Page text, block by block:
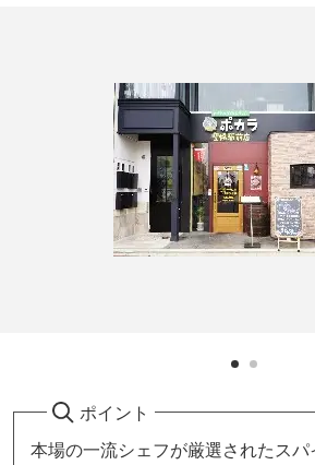
ポイント
本場の一流シェフが厳選されたス